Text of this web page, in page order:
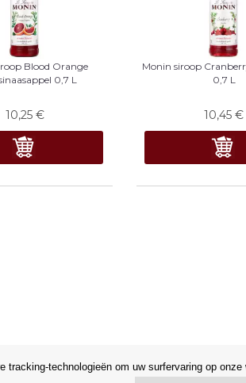
tracking-technologieën om uw surfervaring op
Blood Orange
0,7 L
10,25 €
Monin siroop
0,7 L
10,45 €